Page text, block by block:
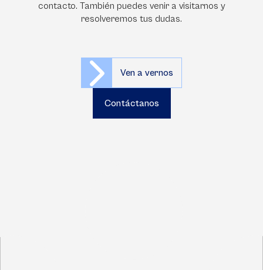
contacto. También puedes venir a visitarnos y
resolveremos tus dudas.
Ven a vernos
Contáctanos